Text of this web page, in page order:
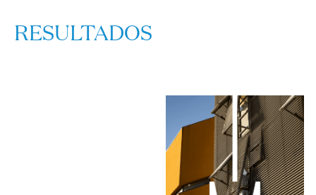
RESULTADOS